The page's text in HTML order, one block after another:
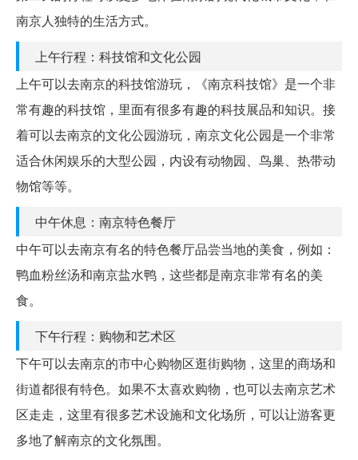
南京人独特的生活方式。
上午行程：科技馆和文化公园
上午可以去南京的科技馆游玩，《南京科技馆》是一个非
常有趣的科技馆，里面有很多有趣的科技展品和知识。接
着可以去南京的文化公园游玩，南京文化公园是一个非常
适合休闲娱乐的大型公园，内设有动物园、鸟巢、热带动
物馆等等。
中午休息：南京特色餐厅
中午可以去南京有名的特色餐厅品尝当地的美食，例如：
鸭血粉丝汤和南京盐水鸭，这些都是南京非常有名的美
食。
下午行程：购物和艺术区
下午可以去南京的市中心购物区逛街购物，这里的商场和
街道都很有特色。如果不太喜欢购物，也可以去南京艺术
区走走，这里有很多艺术设施和文化场所，可以让游客更
多地了解南京的文化氛围。